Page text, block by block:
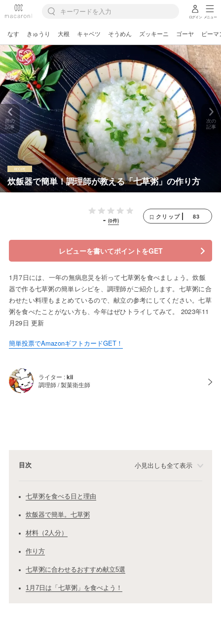
ログイン メニュー
なす きゅうり 大根 キャベツ そうめん ズッキーニ ゴーヤ ピーマ
炊飯器で簡単！調理師が教える「七草粥」の作り方
前の
記事
次の
記事
- (0件)
クリップ 83
レビューを書いてポイントをGET
1月7日には、一年の無病息災を祈って七草粥を食べましょう。炊飯
器で作る七草粥の簡単レシピを、調理師がご紹介します。七草粥に合
わせたい料理もまとめているので、献立の参考にしてください。七草
粥を食べたことがない方も、今年はぜひトライしてみて。 2023年11
月29日 更新
簡単投票でAmazonギフトカードGET！
ライター :kii
調理師 / 製菓衛生師
目次 小見出しも全て表示
七草粥を食べる日と理由
炊飯器で簡単。七草粥
材料（2人分）
作り方
七草粥に合わせるおすすめ献立5選
1月7日は「七草粥」を食べよう！